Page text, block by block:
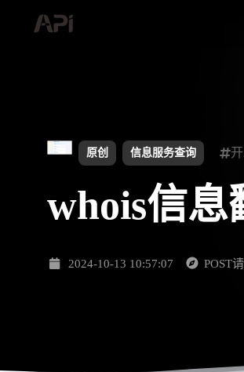
原创 信息服务查询
whois信
2024-10-13 10:57:07 POST